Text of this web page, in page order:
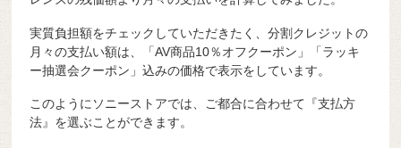
実質負担額をチェックしていただきたく、分割クレジットの
月々の支払い額は、「AV商品10％オフクーポン」「ラッキ
ー抽選会クーポン」込みの価格で表示をしています。
このようにソニーストアでは、ご都合に合わせて『支払方
法』を選ぶことができます。